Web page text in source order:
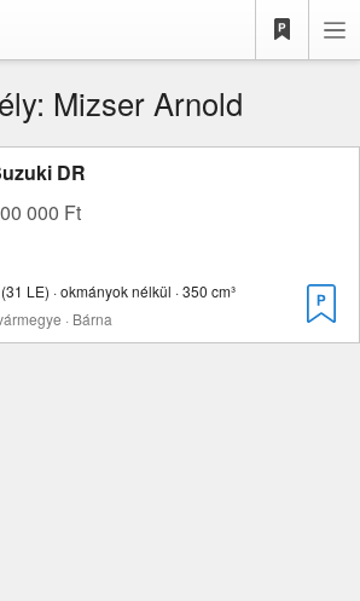
Mizser Arnold
DR
000 Ft
LE) · okmányok nélkül · 350 cm³
· Bárna